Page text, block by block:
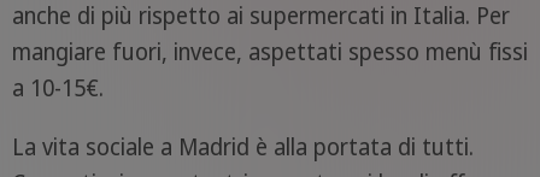
anche di più rispetto ai supermercati in Italia. Per
mangiare fuori, invece, aspettati spesso menù fissi
a 10-15€.
La vita sociale a Madrid è alla portata di tutti.